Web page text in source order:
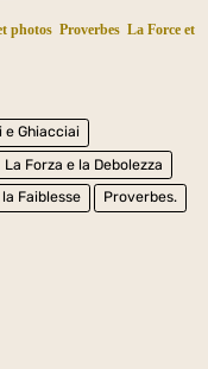
photos Proverbes La Force et
e Ghiacciai
La Forza e la Debolezza
Faiblesse Proverbes.